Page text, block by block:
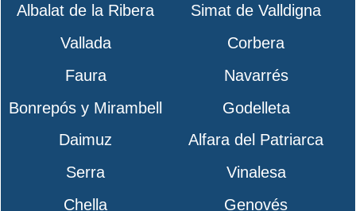
Albalat de la Ribera
Simat de Valldigna
Vallada
Corbera
Faura
Navarrés
Bonrepós y Mirambell
Godelleta
Daimuz
Alfara del Patriarca
Serra
Vinalesa
Chella
Genovés